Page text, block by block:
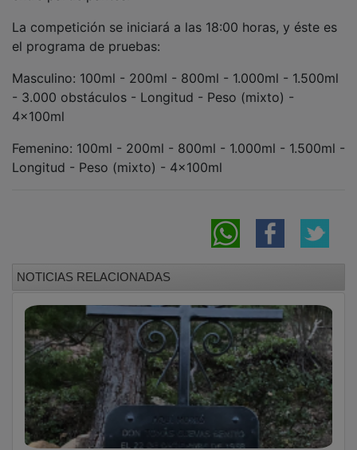
el programa de pruebas:
- 3.000 obstáculos - Longitud - Peso (mixto) -
4x100ml
Longitud - Peso (mixto) - 4x100ml